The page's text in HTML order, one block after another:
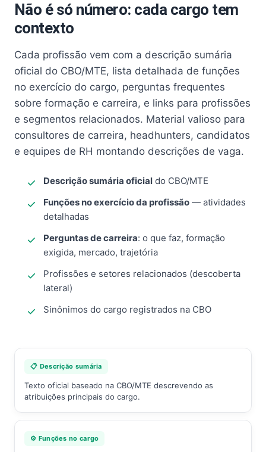
Não é só número: cada cargo tem
contexto
Cada profissão vem com a descrição sumária
oficial do CBO/MTE, lista detalhada de funções
no exercício do cargo, perguntas frequentes
sobre formação e carreira, e links para profissões
e segmentos relacionados. Material valioso para
consultores de carreira, headhunters, candidatos
e equipes de RH montando descrições de vaga.
Descrição sumária oficial do CBO/MTE
Funções no exercício da profissão — atividades
detalhadas
Perguntas de carreira: o que faz, formação
exigida, mercado, trajetória
Profissões e setores relacionados (descoberta
lateral)
Sinônimos do cargo registrados na CBO
📋 Descrição sumária
Texto oficial baseado na CBO/MTE descrevendo as
atribuições principais do cargo.
⚙️ Funções no cargo